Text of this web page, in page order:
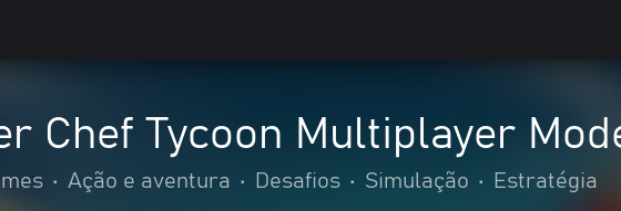
Chef Tycoon Multiplayer
• Ação e aventura • Desafios • Simulação • Estratégia